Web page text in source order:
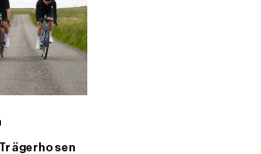
FÜR MÄNNER KAUFEN